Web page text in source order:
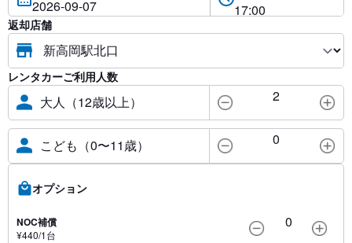
返却店舗
レンタカーご利用人数
大人（12歳以上） 2
こども（0〜11歳） 0
オプション
NOC補償
¥440/1台
0